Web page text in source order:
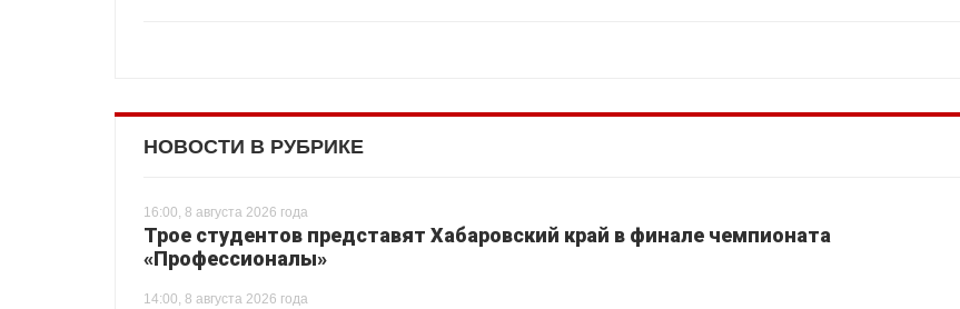
НОВОСТИ В РУБРИКЕ
16:00, 8 августа 2026 года
Трое студентов представят Хабаровский край в финале чемпионата
«Профессионалы»
14:00, 8 августа 2026 года